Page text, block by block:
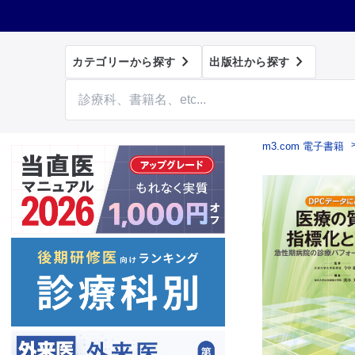
カテゴリーから探す  出版社から探す 
m3.com 電子書籍